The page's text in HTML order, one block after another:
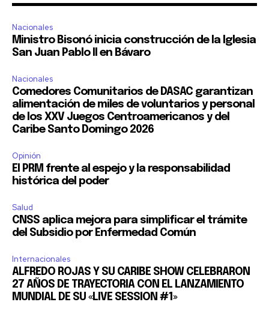
Nacionales
Ministro Bisonó inicia construcción de la Iglesia
San Juan Pablo II en Bávaro
Nacionales
Comedores Comunitarios de DASAC garantizan
alimentación de miles de voluntarios y personal
de los XXV Juegos Centroamericanos y del
Caribe Santo Domingo 2026
Opinión
El PRM frente al espejo y la responsabilidad
histórica del poder
Salud
CNSS aplica mejora para simplificar el trámite
del Subsidio por Enfermedad Común
Internacionales
ALFREDO ROJAS Y SU CARIBE SHOW CELEBRARON
27 AÑOS DE TRAYECTORIA CON EL LANZAMIENTO
MUNDIAL DE SU «LIVE SESSION #1»